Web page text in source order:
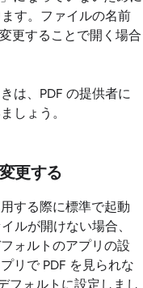
す。ファイルの名前
更することで開く場合
は、PDF の提供者に
しょう。
更する
する際に標準で起動
ルが開けない場合、
ォルトのアプリの設
リで PDF を見られな